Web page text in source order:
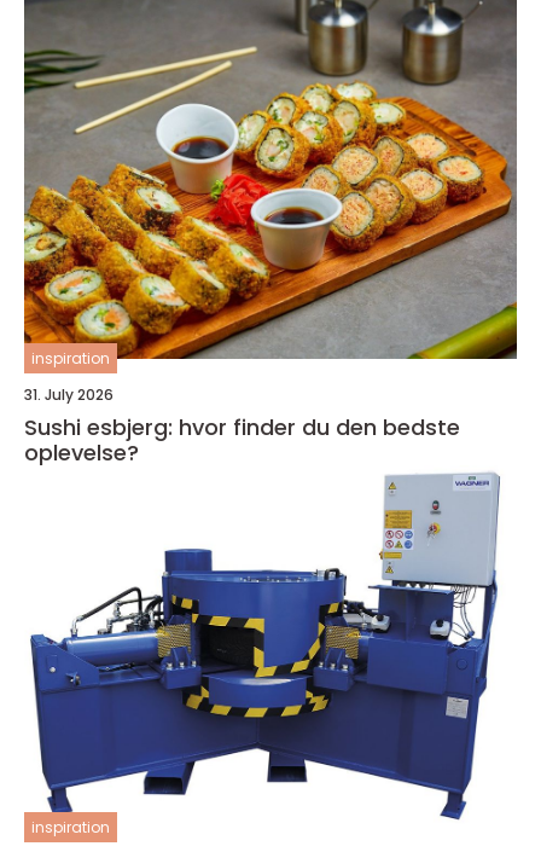
inspiration
31. July 2026
Sushi esbjerg: hvor finder du den bedste
oplevelse?
inspiration